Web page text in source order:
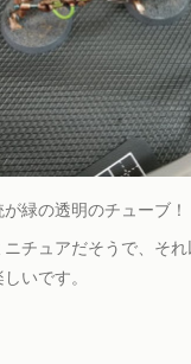
緑の透明のチューブ！
チュアだそうで、そ
いです。